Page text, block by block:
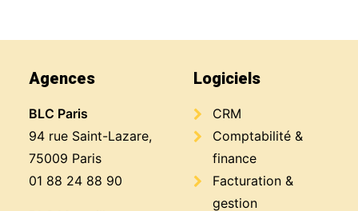
Agences
BLC Paris
94 rue Saint-Lazare,
75009 Paris
01 88 24 88 90
Logiciels
CRM
Comptabilité &
finance
Facturation &
gestion